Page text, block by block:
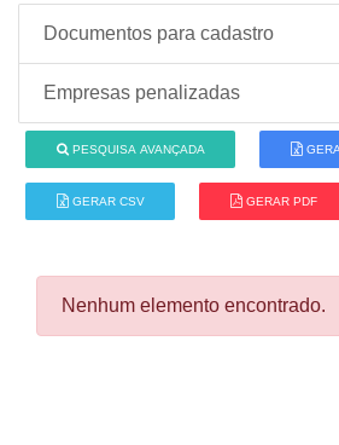
Documentos para cadastro
Empresas penalizadas
PESQUISA AVANÇADA
GERAR CSV GERAR PDF
Nenhum elemento encontrado.